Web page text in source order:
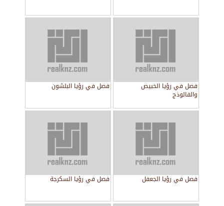
فصل في رؤيا الخبيص
والفالوذج
فصل في رؤيا البلشون
فصل في رؤيا الجعفل فصل في رؤيا السكرجة